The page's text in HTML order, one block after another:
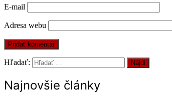
E-mail
Adresa webu
Hľadať:
Najnovšie články